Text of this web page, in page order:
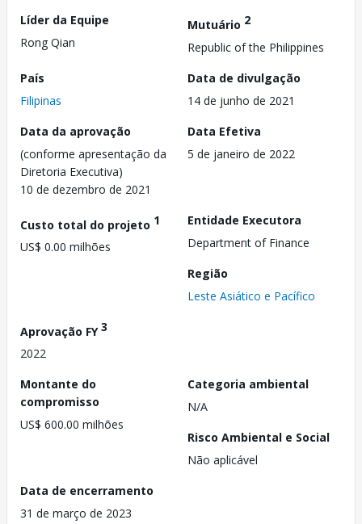
Líder da Equipe
Rong Qian
Mutuário 2
Republic of the Philippines
País
Filipinas
Data de divulgação
14 de junho de 2021
Data da aprovação
(conforme apresentação da
Diretoria Executiva)
10 de dezembro de 2021
Data Efetiva
5 de janeiro de 2022
Custo total do projeto 1
US$ 0.00 milhões
Entidade Executora
Department of Finance
Região
Leste Asiático e Pacífico
Aprovação FY3
2022
Montante do
compromisso
US$ 600.00 milhões
Categoria ambiental
N/A
Risco Ambiental e Social
Não aplicável
Data de encerramento
31 de março de 2023